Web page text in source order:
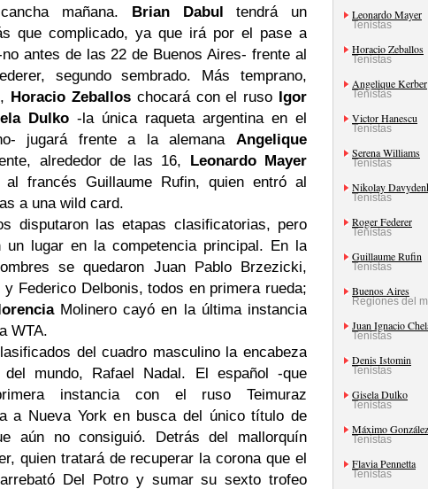
mañana. Brian Dabul tendrá un
que complicado, ya que irá por el pase a
antes de las 22 de Buenos Aires- frente al
segundo sembrado. Más temprano,
Horacio Zeballos chocará con el ruso Igor
Dulko -la única raqueta argentina en el
jugará frente a la alemana Angelique
alrededor de las 16, Leonardo Mayer
al francés Guillaume Rufin, quien entró al
a una wild card.
disputaron las etapas clasificatorias, pero
un lugar en la competencia principal. En la
se quedaron Juan Pablo Brzezicki,
y Federico Delbonis, todos en primera rueda;
Molinero cayó en la última instancia
WTA.
del cuadro masculino la encabeza
mundo, Rafael Nadal. El español -que
instancia con el ruso Teimuraz
a Nueva York en busca del único título de
aún no consiguió. Detrás del mallorquín
quien tratará de recuperar la corona que el
Del Potro y sumar su sexto trofeo
Leonardo Mayer
Tenistas
Horacio Zeballos
Tenistas
Angelique Kerber
Tenistas
Victor Hanescu
Tenistas
Serena Williams
Tenistas
Nikolay
Tenistas
Roger Federer
Tenistas
Guillaume Rufin
Tenistas
Buenos Aires
Regiones del
Juan Ignacio
Tenistas
Denis Istomin
Tenistas
Gisela Dulko
Tenistas
Máximo González
Tenistas
Flavia Pennetta
Tenistas